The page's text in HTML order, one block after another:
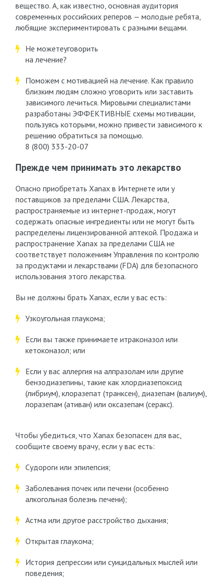
вещество. А, как известно, основная аудитория
современных российских реперов — молодые ребята,
любящие экспериментировать с разными вещами.
Не можетеуговорить
на лечение?
Поможем с мотивацией на лечение. Как правило
близким людям сложно уговорить или заставить
зависимого лечиться. Мировыми специалистами
разработаны ЭФФЕКТИВНЫЕ схемы мотивации,
пользуясь которыми, можно привести зависимого к
решению обратиться за помощью.
8 (800) 333-20-07
Прежде чем принимать это лекарство
Опасно приобретать Xanax в Интернете или у
поставщиков за пределами США. Лекарства,
распространяемые из интернет-продаж, могут
содержать опасные ингредиенты или не могут быть
распределены лицензированной аптекой. Продажа и
распространение Xanax за пределами США не
соответствует положениям Управления по контролю
за продуктами и лекарствами (FDA) для безопасного
использования этого лекарства.
Вы не должны брать Xanax, если у вас есть:
Узкоугольная глаукома;
Если вы также принимаете итраконазол или
кетоконазол; или
Если у вас аллергия на алпразолам или другие
бензодиазепины, такие как хлордиазепоксид
(либриум), клоразепат (транксен), диазепам (валиум),
лоразепам (ативан) или оксазепам (серакс).
Чтобы убедиться, что Xanax безопасен для вас,
сообщите своему врачу, если у вас есть:
Судороги или эпилепсия;
Заболевания почек или печени (особенно
алкогольная болезнь печени);
Астма или другое расстройство дыхания;
Открытая глаукома;
История депрессии или суицидальных мыслей или
поведения;